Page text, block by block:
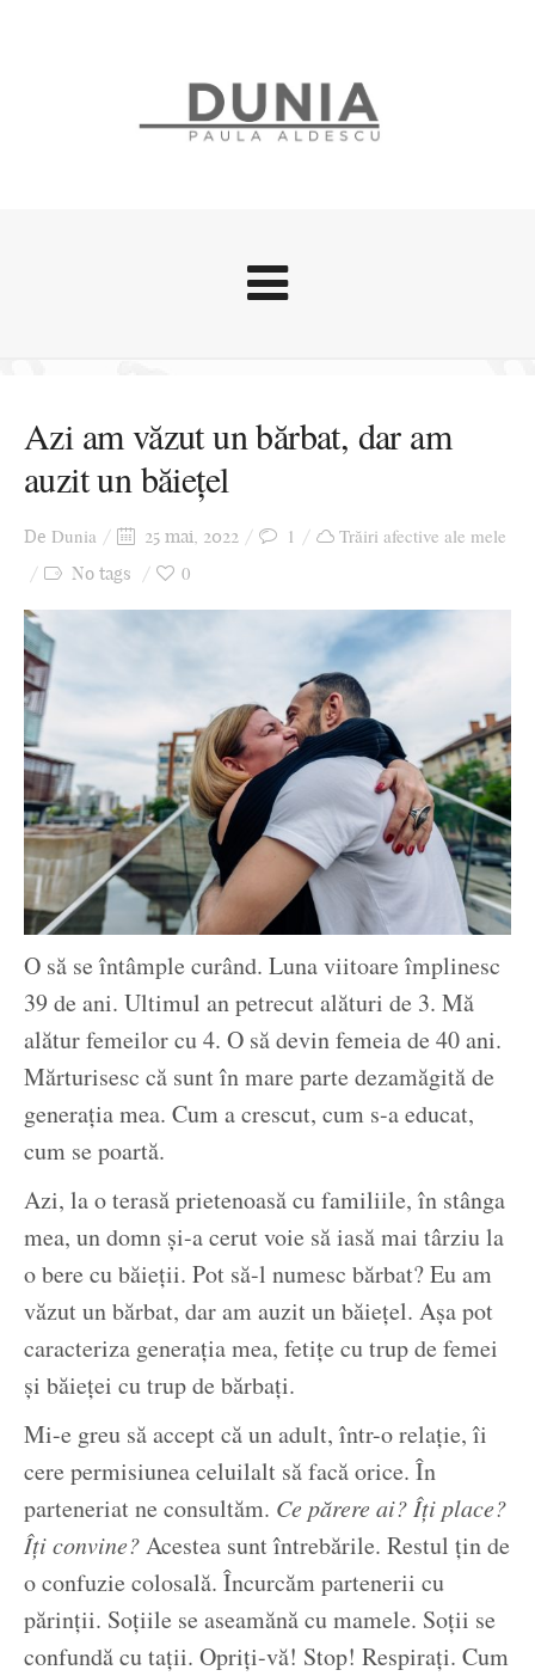
Stari afective
Zice Dunia
Cursuri povestite
Azi am văzut un bărbat, dar am
auzit un băiețel
De Dunia 25 mai, 2022 1 Trăiri afective ale mele
No tags 0
O să se întâmple curând. Luna viitoare împlinesc
39 de ani. Ultimul an petrecut alături de 3. Mă
alătur femeilor cu 4. O să devin femeia de 40 ani.
Mărturisesc că sunt în mare parte dezamăgită de
generația mea. Cum a crescut, cum s-a educat,
cum se poartă.
Azi, la o terasă prietenoasă cu familiile, în stânga
mea, un domn și-a cerut voie să iasă mai târziu la
o bere cu băieții. Pot să-l numesc bărbat? Eu am
văzut un bărbat, dar am auzit un băiețel. Așa pot
caracteriza generația mea, fetițe cu trup de femei
și băieței cu trup de bărbați.
Mi-e greu să accept că un adult, într-o relație, îi
cere permisiunea celuilalt să facă orice. În
parteneriat ne consultăm. Ce părere ai? Îți place?
Îți convine?Acestea sunt întrebările. Restul țin de
o confuzie colosală. Încurcăm partenerii cu
părinții. Soțiile se aseamănă cu mamele. Soții se
confundă cu tații. Opriți-vă! Stop! Respirați. Cum